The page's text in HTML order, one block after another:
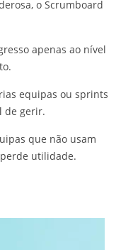
o Scrumboard
apenas ao nível
equipas ou sprints
de gerir.
que não usam
utilidade.